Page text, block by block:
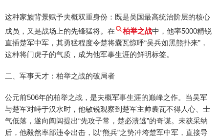
这种家族背景赋予夫概双重身份：既是吴国最高统治阶层的核心
成员，又是战场上的先锋猛将。在
柏举之战中，他率5000精锐
直插楚军中军，其勇猛程度令楚将囊瓦惊呼“吴兵如黑熊扑来”，
这种将门虎子的气质，成为他军事生涯的鲜明标签。
二、军事天才：柏举之战的破局者
公元前506年的柏举之战，是夫概军事生涯的巅峰之作。当吴军
与楚军对峙于汉水时，他敏锐观察到楚军主帅囊瓦不得人心、士
气低落，遂向阖闾提出“先攻子常，楚必溃逃”的奇谋。未获采纳
后，他毅然率部违令出击，以“熊兵”之势冲垮楚军中军，直接导